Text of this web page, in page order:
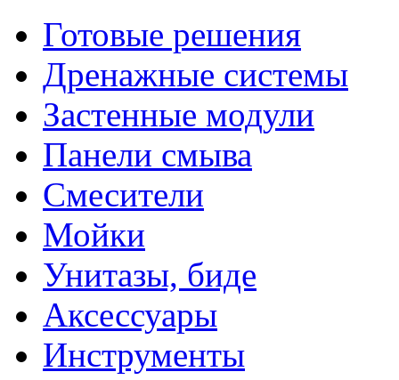
Готовые решения
Дренажные системы
Застенные модули
Панели смыва
Смесители
Мойки
Унитазы, биде
Аксессуары
Инструменты